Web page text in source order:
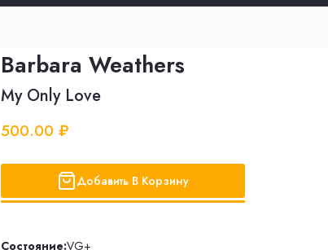
Barbara Weathers
My Only Love
500.00 ₽
Добавить В Корзину
Состояние:VG+